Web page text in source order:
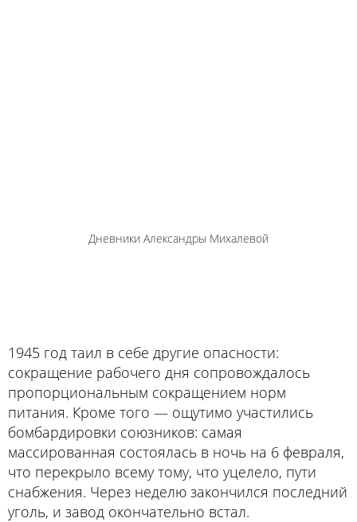
Дневники Александры Михалевой
1945 год таил в себе другие опасности:
сокращение рабочего дня сопровождалось
пропорциональным сокращением норм
питания. Кроме того — ощутимо участились
бомбардировки союзников: самая
массированная состоялась в ночь на 6 февраля,
что перекрыло всему тому, что уцелело, пути
снабжения. Через неделю закончился последний
уголь, и завод окончательно встал.